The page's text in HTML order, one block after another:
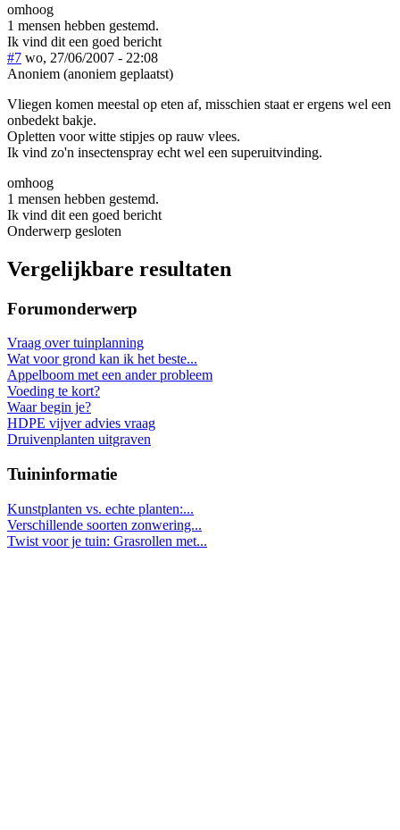
omhoog
1 mensen hebben gestemd.
Ik vind dit een goed bericht
#7 wo, 27/06/2007 - 22:08
Anoniem (anoniem geplaatst)
Vliegen komen meestal op eten af, misschien staat er ergens wel een
onbedekt bakje.
Opletten voor witte stipjes op rauw vlees.
Ik vind zo'n insectenspray echt wel een superuitvinding.
omhoog
1 mensen hebben gestemd.
Ik vind dit een goed bericht
Onderwerp gesloten
Vergelijkbare resultaten
Forumonderwerp
Vraag over tuinplanning
Wat voor grond kan ik het beste...
Appelboom met een ander probleem
Voeding te kort?
Waar begin je?
HDPE vijver advies vraag
Druivenplanten uitgraven
Tuininformatie
Kunstplanten vs. echte planten:...
Verschillende soorten zonwering...
Twist voor je tuin: Grasrollen met...